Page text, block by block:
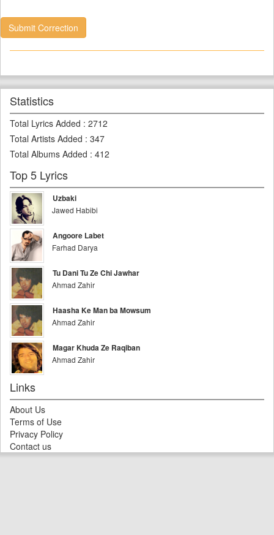
Submit Correction
Statistics
Total Lyrics Added : 2712
Total Artists Added : 347
Total Albums Added : 412
Top 5 Lyrics
Uzbaki
Jawed Habibi
Angoore Labet
Farhad Darya
Tu Dani Tu Ze Chi Jawhar
Ahmad Zahir
Haasha Ke Man ba Mowsum
Ahmad Zahir
Magar Khuda Ze Raqiban
Ahmad Zahir
Links
About Us
Terms of Use
Privacy Policy
Contact us